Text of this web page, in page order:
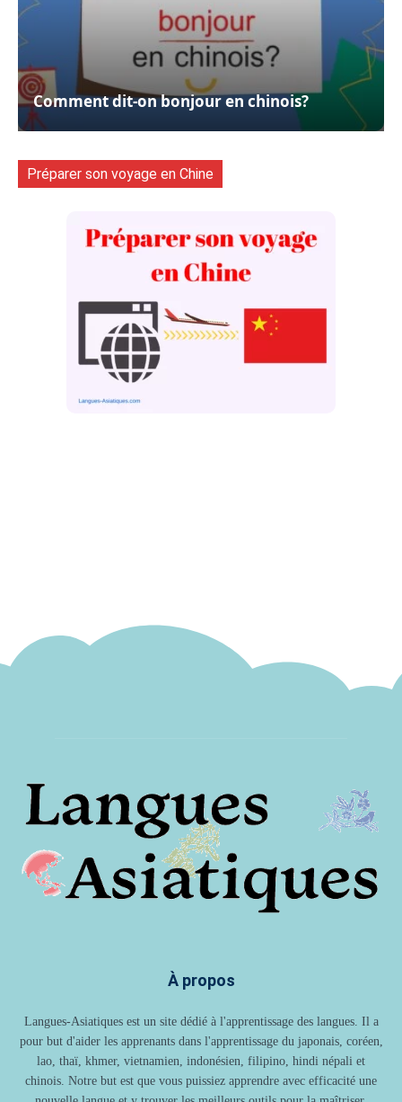
Comment dit-on bonjour en chinois?
Préparer son voyage en Chine
À propos
Langues-Asiatiques est un site dédié à l'apprentissage des langues. Il a
pour but d'aider les apprenants dans l'apprentissage du japonais, coréen,
lao, thaï, khmer, vietnamien, indonésien, filipino, hindi népali et
chinois. Notre but est que vous puissiez apprendre avec efficacité une